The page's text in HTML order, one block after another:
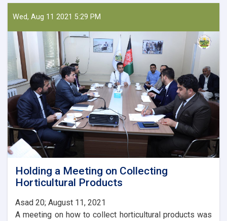
the
Minister
Agriculture
with
the
Ambassador
of
Turkey
Wed, Aug 11 2021 5:29 PM
Holding a Meeting on Collecting
Horticultural Products
Asad 20; August 11, 2021
A meeting on how to collect horticultural products was